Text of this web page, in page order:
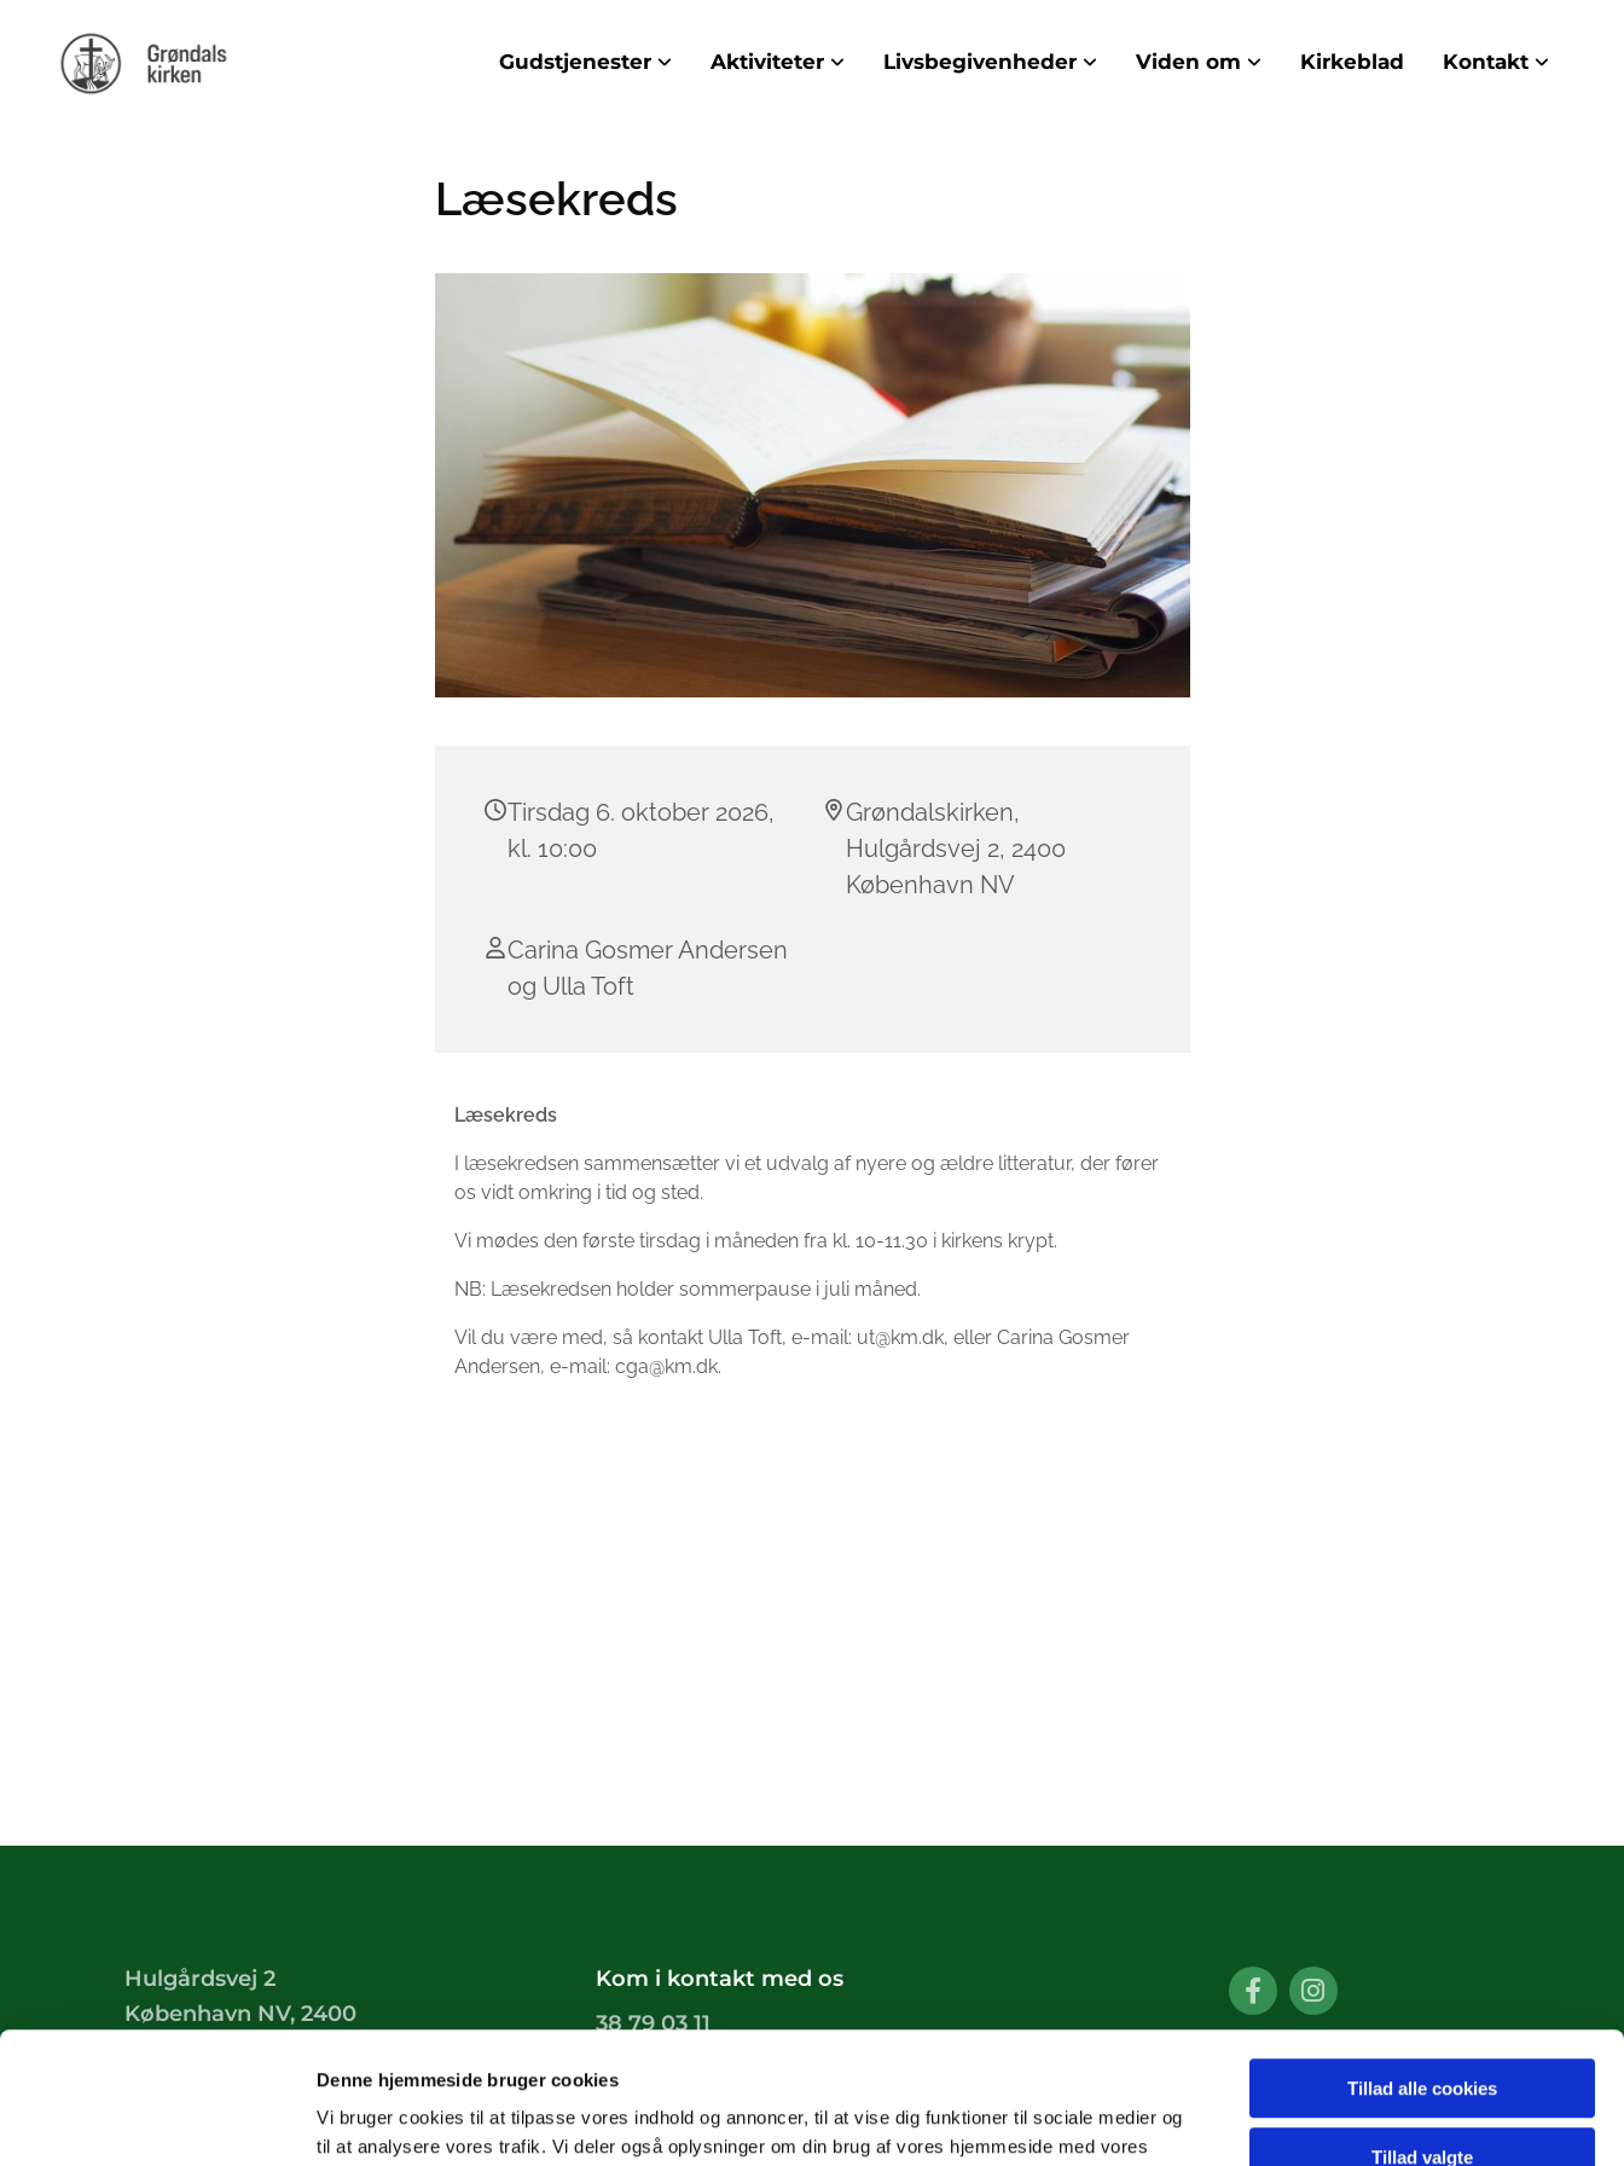
Denne hjemmeside bruger cookies
Vi bruger cookies til at tilpasse vores indhold og annoncer, til at vise dig funktioner til sociale medier og
til at analysere vores trafik. Vi deler også oplysninger om din brug af vores hjemmeside med vores
Tillad alle cookies
Tillad valgte
Gudstjenester Aktiviteter Livsbegivenheder Viden om Kirkeblad Kontakt
Læsekreds
Tirsdag 6. oktober 2026,
kl. 10:00
Grøndalskirken,
Hulgårdsvej 2, 2400
København NV
Carina Gosmer Andersen
og Ulla Toft
Læsekreds
I læsekredsen sammensætter vi et udvalg af nyere og ældre litteratur, der fører
os vidt omkring i tid og sted.
Vi mødes den første tirsdag i måneden fra kl. 10-11.30 i kirkens krypt.
NB: Læsekredsen holder sommerpause i juli måned.
Vil du være med, så kontakt Ulla Toft, e-mail: ut@km.dk, eller Carina Gosmer
Andersen, e-mail: cga@km.dk.
Hulgårdsvej 2
København NV, 2400
Kom i kontakt med os
38 79 03 11
groendals.sogn@km.dk